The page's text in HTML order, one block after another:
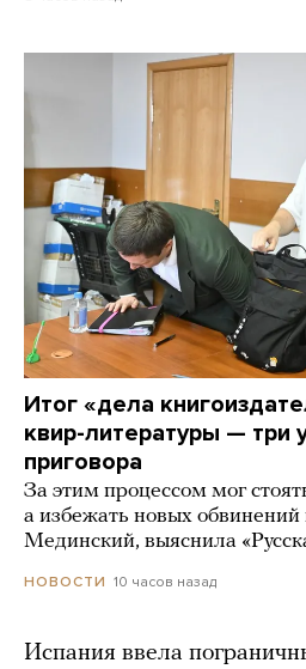
Итог «дела
квир-литературы — три
приговора
За этим процессом мог
а избежать новых
Мединский, выяснила
НОВОСТИ 10 часов назад
Испания ввела